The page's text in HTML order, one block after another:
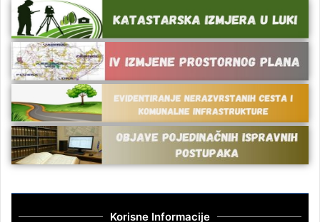
Korisne Informacije